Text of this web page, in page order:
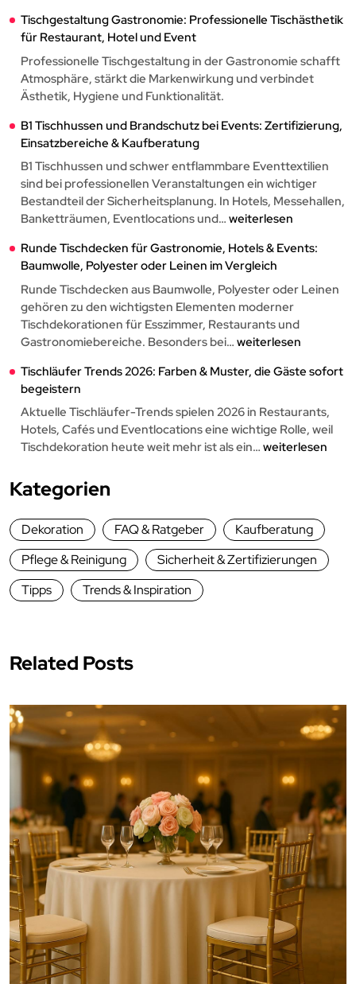
Weinfeste
Tischhussen
und
Tischdecken
auswählen
Tischgestaltung Gastronomie: Professionelle Tischästhetik
für Restaurant, Hotel und Event
Professionelle Tischgestaltung in der Gastronomie schafft
Atmosphäre, stärkt die Markenwirkung und verbindet
Ästhetik, Hygiene und Funktionalität.
B1 Tischhussen und Brandschutz bei Events: Zertifizierung,
Einsatzbereiche & Kaufberatung
B1 Tischhussen und schwer entflammbare Eventtextilien
sind bei professionellen Veranstaltungen ein wichtiger
Bestandteil der Sicherheitsplanung. In Hotels, Messehallen,
Banketträumen, Eventlocations und… B1
und
Brandschutz
bei
Events:
Zertifizierung,
Einsatzbereiche
Kaufberatung
weiterlesen
Runde Tischdecken für Gastronomie, Hotels & Events:
Baumwolle, Polyester oder Leinen im Vergleich
Runde Tischdecken aus Baumwolle, Polyester oder Leinen
gehören zu den wichtigsten Elementen moderner
Tischdekorationen für Esszimmer, Restaurants und
Gastronomiebereiche. Besonders bei… Runde
für
Hotels
&
Events:
Leinen
im
Vergleich
weiterlesen
Tischläufer Trends 2026: Farben & Muster, die Gäste sofort
begeistern
Aktuelle Tischläufer-Trends spielen 2026 in Restaurants,
Hotels, Cafés und Eventlocations eine wichtige Rolle, weil
Tischdekoration heute weit mehr ist als ein… Tischläufer
&
Muster,
die
Gäste
weiterlesen
Kategorien
Dekoration FAQ & Ratgeber
Kaufberatung
Pflege & Reinigung
Sicherheit & Zertifizierungen
Tipps
Trends & Inspiration
Related Posts